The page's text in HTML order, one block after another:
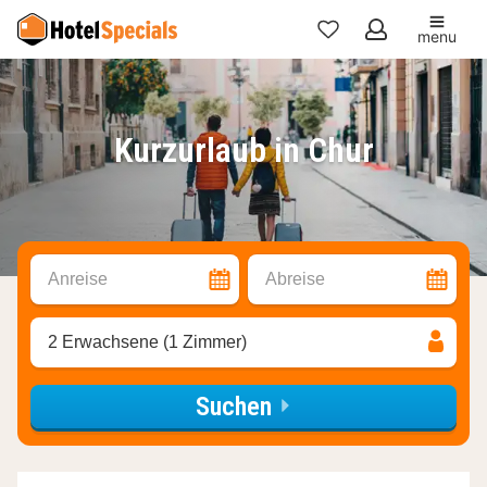
Meine
Favoriten
menu
Kurzurlaub in Chur
Anreise Abreise
2 Erwachsene (1 Zimmer)
Suchen